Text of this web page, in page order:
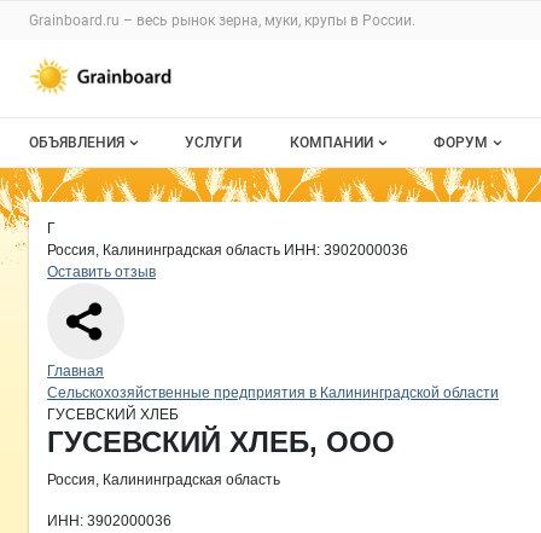
Раздел навигации по сайту grainboard.ru
Grainboard.ru – весь рынок зерна, муки, крупы в России.
Авторизация и меню пользователя
Навигация по разделам сайта grainboard.ru
ОБЪЯВЛЕНИЯ
Все объявления
Мои объявления
УСЛУГИ КОМПАНИИ
О каталоге компаний
Каталог компаний
ФОРУМ
Все темы
Страница компании
Страница компании
Краткая информация о компании
Г
Россия, Калининградская область ИНН: 3902000036
Оставить отзыв
Навигация по сайту
Главная
Сельскохозяйственные предприятия в Калининградской области
ГУСЕВСКИЙ ХЛЕБ
Основная информация о компании
ГУСЕВСКИЙ ХЛЕБ, ООО
Россия, Калининградская область
ИНН: 3902000036